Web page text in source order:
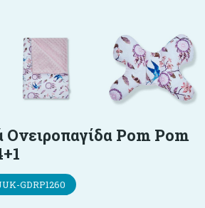
Pom Pom
GDRP1260